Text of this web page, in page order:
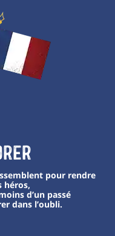
pour rendre
héros,
d’un passé
dans l’oubli.